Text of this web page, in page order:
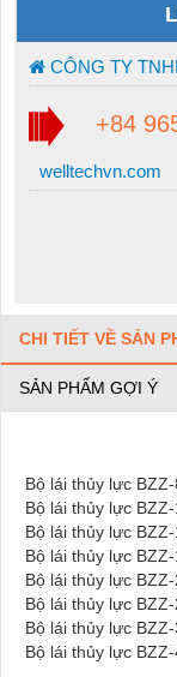
CÔNG TY
+84
welltechvn.com
CHI TIẾT VỀ SẢN
SẢN PHẨM GỢI Ý
Bộ lái thủy lực
Bộ lái thủy lực
Bộ lái thủy lực
Bộ lái thủy lực
Bộ lái thủy lực
Bộ lái thủy lực
Bộ lái thủy lực
Bộ lái thủy lực